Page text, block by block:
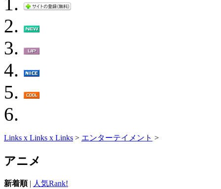
Links x Links x Links > エンターテイメント >
アニメ
新着順| 人気Rank!